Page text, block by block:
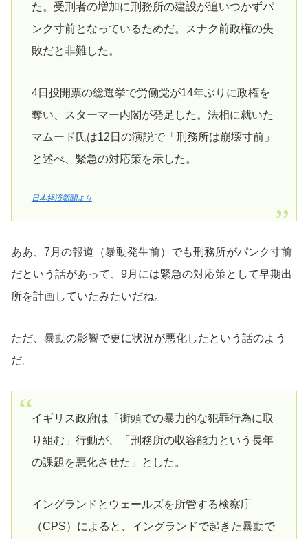
た。受刑者の増加に刑務所の建設が追いつかずパ
ンク寸前となっているためだ。スナク前政権の失
敗だと非難した。
4日投開票の総選挙で労働党が14年ぶりに政権を
奪い、スターマー内閣が発足した。法相に就いた
マムード氏は12日の演説で「刑務所は崩壊寸前」
と述べ、緊急の対応策を示した。
日本経済新聞より
ああ、7月の報道（暴動発生前）でも刑務所がパンク寸前
だという話があって、9月には緊急の対応策として早期出
所を計画していたみたいだね。
ただ、暴動の影響で更に状況が悪化したという話のよう
だ。
イギリス政府は「街頭での暴力的な犯罪行為に取
り組む」行動が、「刑務所の収容能力という長年
の課題を悪化させた」とした。
イングランドとウェールズを所管する検察庁
（CPS）によると、イングランドで起きた暴動で